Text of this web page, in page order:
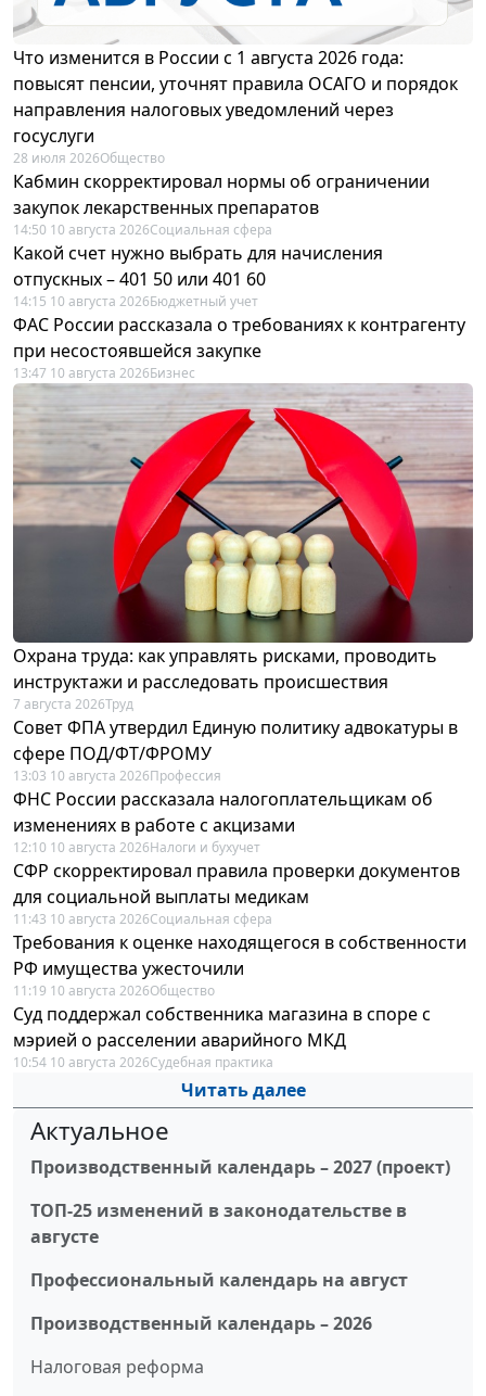
Что изменится в России с 1 августа 2026 года:
повысят пенсии, уточнят правила ОСАГО и порядок
направления налоговых уведомлений через
госуслуги
28 июля 2026Общество
Кабмин скорректировал нормы об ограничении
закупок лекарственных препаратов
14:50 10 августа 2026Социальная сфера
Какой счет нужно выбрать для начисления
отпускных – 401 50 или 401 60
14:15 10 августа 2026Бюджетный учет
ФАС России рассказала о требованиях к контрагенту
при несостоявшейся закупке
13:47 10 августа 2026Бизнес
Охрана труда: как управлять рисками, проводить
инструктажи и расследовать происшествия
7 августа 2026Труд
Совет ФПА утвердил Единую политику адвокатуры в
сфере ПОД/ФТ/ФРОМУ
13:03 10 августа 2026Профессия
ФНС России рассказала налогоплательщикам об
изменениях в работе с акцизами
12:10 10 августа 2026Налоги и бухучет
СФР скорректировал правила проверки документов
для социальной выплаты медикам
11:43 10 августа 2026Социальная сфера
Требования к оценке находящегося в собственности
РФ имущества ужесточили
11:19 10 августа 2026Общество
Суд поддержал собственника магазина в споре с
мэрией о расселении аварийного МКД
10:54 10 августа 2026Судебная практика
Читать далее
Актуальное
Производственный календарь – 2027 (проект)
ТОП-25 изменений в законодательстве в
августе
Профессиональный календарь на август
Производственный календарь – 2026
Налоговая реформа